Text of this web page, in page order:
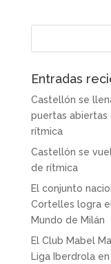
Entradas
Castellón se
puertas abiertas
rítmica
Castellón se
de rítmica
El conjunto
Cortelles logra
Mundo de Milán
El Club Mabel
Liga Iberdrola